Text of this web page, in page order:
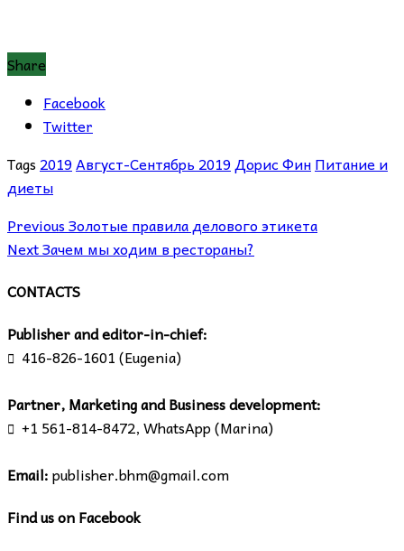
Share
Facebook
Twitter
Tags 2019Август-Сентябрь 2019Дорис ФинПитание и
диеты
PreviousЗолотые правила делового этикета
NextЗачем мы ходим в рестораны?
CONTACTS
Publisher and editor-in-chief:
 416-826-1601 (Eugenia)
Partner, Marketing and Business development:
 +1 561-814-8472, WhatsApp (Marina)
Email:publisher.bhm@gmail.com
Find us on Facebook